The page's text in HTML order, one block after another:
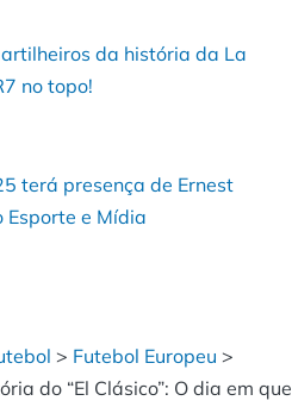
da história da La
no topo!
terá presença de Ernest
Esporte e Mídia
> Futebol Europeu >
do “El Clásico”: O dia em que